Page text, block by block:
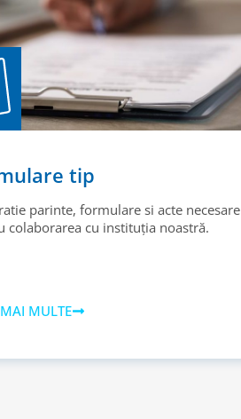
tip
parinte, formulare si acte necesare
colaborarea cu instituția noastră.
MULTE